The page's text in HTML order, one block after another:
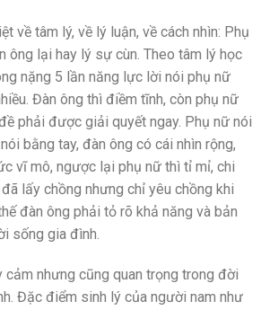
về tâm lý, về lý luận, về cách nhìn: Phụ
ông lại hay lý sự cùn. Theo tâm lý học
nặng 5 lần năng lực lời nói phụ nữ
Đàn ông thì điềm tĩnh, còn phụ nữ
phải được giải quyết ngay. Phụ nữ nói
bằng tay, đàn ông có cái nhìn rộng,
vĩ mô, ngược lại phụ nữ thì tỉ mỉ, chi
lấy chồng nhưng chỉ yêu chồng khi
đàn ông phải tỏ rõ khả năng và bản
sống gia đình.
cảm nhưng cũng quan trọng trong đời
Đặc điểm sinh lý của người nam như